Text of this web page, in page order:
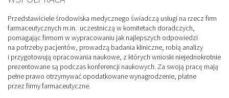
Przedstawiciele środowiska medycznego świadczą usługi na rzecz firm
farmaceutycznych m.in. uczestniczą w komitetach doradczych,
pomagając firmom w wypracowaniu jak najlepszych odpowiedzi
na potrzeby pacjentów, prowadzą badania kliniczne, robią analizy
i przygotowują opracowania naukowe, z których wnioski niejednokrotnie
prezentowane są podczas konferencji naukowych. Za swoją pracę mają
pełne prawo otrzymywać opodatkowane wynagrodzenie, płatne
przez firmy farmaceutyczne.